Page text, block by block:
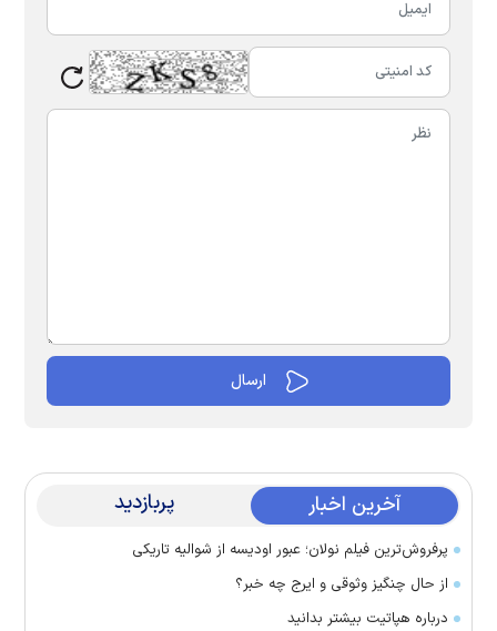
آخرین اخبار پربازدید
پرفروش‌ترین فیلم نولان؛ عبور اودیسه از شوالیه تاریکی
از حال چنگیز وثوقی و ایرج چه خبر؟
درباره هپاتیت بیشتر بدانید